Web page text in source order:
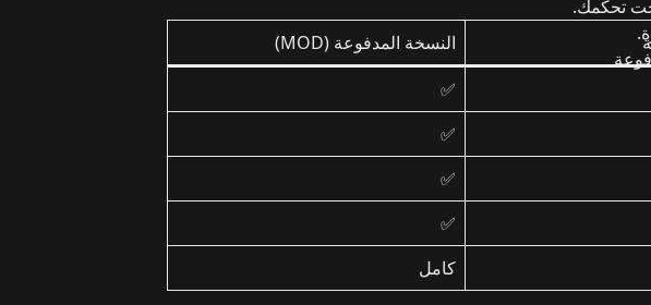
تحكمك.
النسخة المدفوعة (MOD)
✅
✅
✅
✅
كامل